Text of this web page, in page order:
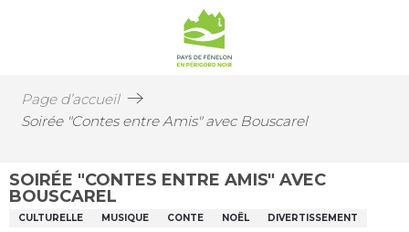
Page d’accueil
Soirée "Contes entre Amis" avec Bouscarel
SOIRÉE "CONTES ENTRE AMIS" AVEC
BOUSCAREL
CULTURELLE MUSIQUE CONTE NOËL DIVERTISSEMENT